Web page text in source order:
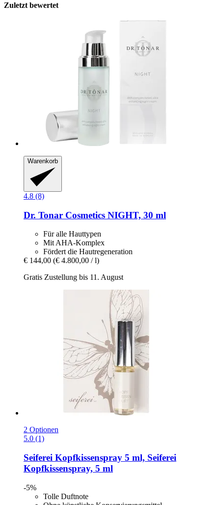
Zuletzt bewertet
Warenkorb
4.8 (8)
Dr. Tonar Cosmetics NIGHT, 30 ml
Für alle Hauttypen
Mit AHA-Komplex
Fördert die Hautregeneration
€ 144,00 (€ 4.800,00 / l)
Gratis Zustellung bis 11. August
2 Optionen
5.0 (1)
Seiferei Kopfkissenspray 5 ml, Seiferei
Kopfkissenspray, 5 ml
-5%
Tolle Duftnote